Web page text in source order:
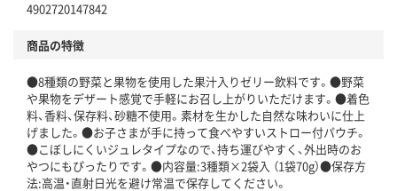
4902720147842
商品の特徴
●8種類の野菜と果物を使用した果汁入りゼリー飲料です。●野菜
や果物をデザート感覚で手軽にお召し上がりいただけます。●着色
料、香料、保存料、砂糖不使用。素材を生かした自然な味わいに仕上
げました。●お子さまが手に持って食べやすいストロー付パウチ。
●こぼしにくいジュレタイプなので、持ち運びやすく、外出時のお
やつにもぴったりです。●内容量:3種類×2袋入 （1袋70g）●保存方
法:高温・直射日光を避け常温で保存してください。